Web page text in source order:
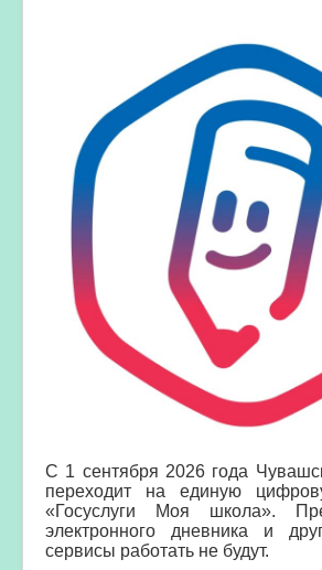
С 1 сентября 2026 года
переходит на единую
«Госуслуги Моя школа».
электронного дневника и
сервисы работать не будут.